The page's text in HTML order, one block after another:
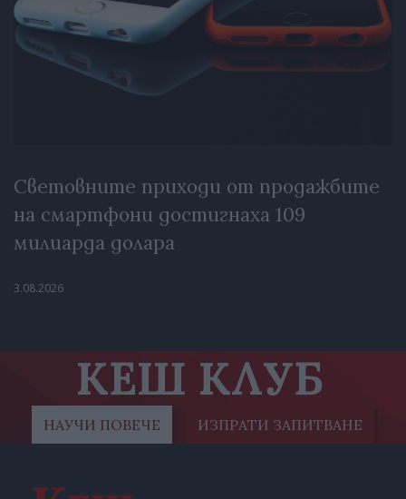
Световните приходи от продажбите
на смартфони достигнаха 109
милиарда долара
3.08.2026
КЕШ КЛУБ
НАУЧИ ПОВЕЧЕ ИЗПРАТИ ЗАПИТВАНЕ